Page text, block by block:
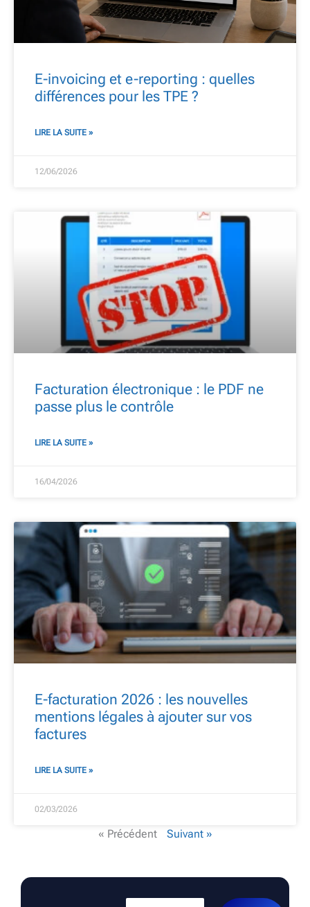
E-invoicing et e-reporting : quelles
différences pour les TPE ?
LIRE LA SUITE »
12/06/2026
Facturation électronique : le PDF ne
passe plus le contrôle
LIRE LA SUITE »
16/04/2026
E-facturation 2026 : les nouvelles
mentions légales à ajouter sur vos
factures
LIRE LA SUITE »
02/03/2026
« Précédent Suivant »